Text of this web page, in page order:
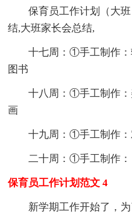
保育员工作计划（大班
结,大班家长会总结,
十七周：①手工制作：
图书
十八周：①手工制作：
画
十九周：①手工制作：
二十周：①手工制作：
保育员工作计划范文 4
新学期工作开始了，为